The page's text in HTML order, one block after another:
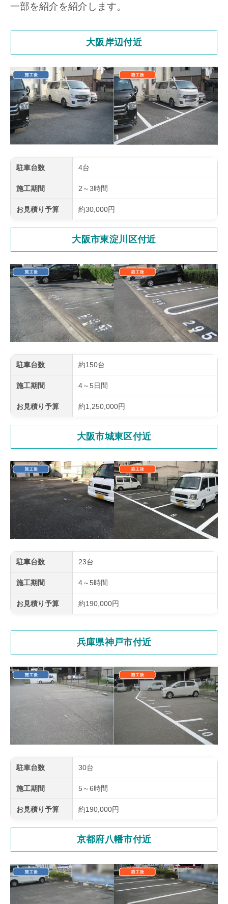
一部を紹介を紹介します。
大阪岸辺付近
駐車台数 4台
施工期間 2～3時間
お見積り予算 約30,000円
大阪市東淀川区付近
駐車台数 約150台
施工期間 4～5日間
お見積り予算 約1,250,000円
大阪市城東区付近
駐車台数 23台
施工期間 4～5時間
お見積り予算 約190,000円
兵庫県神戸市付近
駐車台数 30台
施工期間 5～6時間
お見積り予算 約190,000円
京都府八幡市付近